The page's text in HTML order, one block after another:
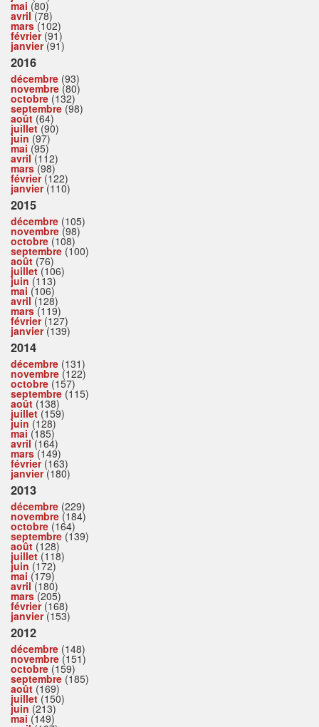
mai (80)
avril(78)
mars(102)
février(91)
janvier(91)
2016
décembre (93)
novembre (80)
octobre (132)
septembre (98)
août (64)
juillet(90)
juin (97)
mai (95)
avril(112)
mars(98)
février(122)
janvier(110)
2015
décembre (105)
novembre (98)
octobre (108)
septembre (100)
août (76)
juillet(106)
juin (113)
mai (106)
avril(128)
mars(119)
février(127)
janvier(139)
2014
décembre (131)
novembre (122)
octobre (157)
septembre (115)
août (138)
juillet(159)
juin (128)
mai (185)
avril(164)
mars(149)
février(163)
janvier(180)
2013
décembre (229)
novembre (184)
octobre (164)
septembre (139)
août (128)
juillet(118)
juin (172)
mai (179)
avril(180)
mars(205)
février(168)
janvier(153)
2012
décembre (148)
novembre (151)
octobre (159)
septembre (185)
août (169)
juillet(150)
juin (213)
mai (149)